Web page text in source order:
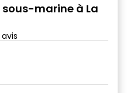
marine à La